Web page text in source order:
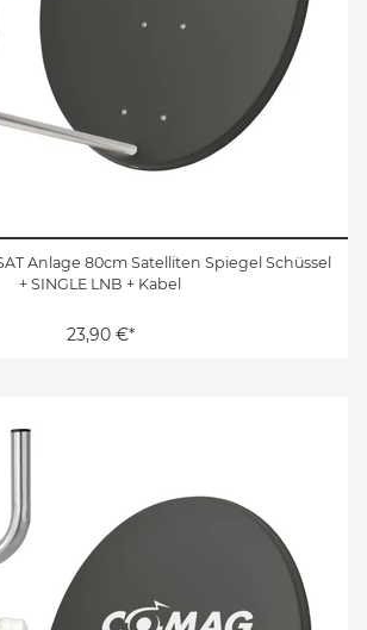
Anlage 80cm Satelliten Spiegel Schüssel
+ SINGLE LNB + Kabel
23,90 €*